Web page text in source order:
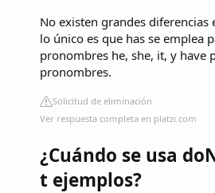
No existen grandes diferencias
lo único es que has se emplea
pronombres he, she, it, y have
pronombres.
Solicitud de eliminación
Ver respuesta completa en platzi.com
¿Cuándo se usa
t ejemplos?